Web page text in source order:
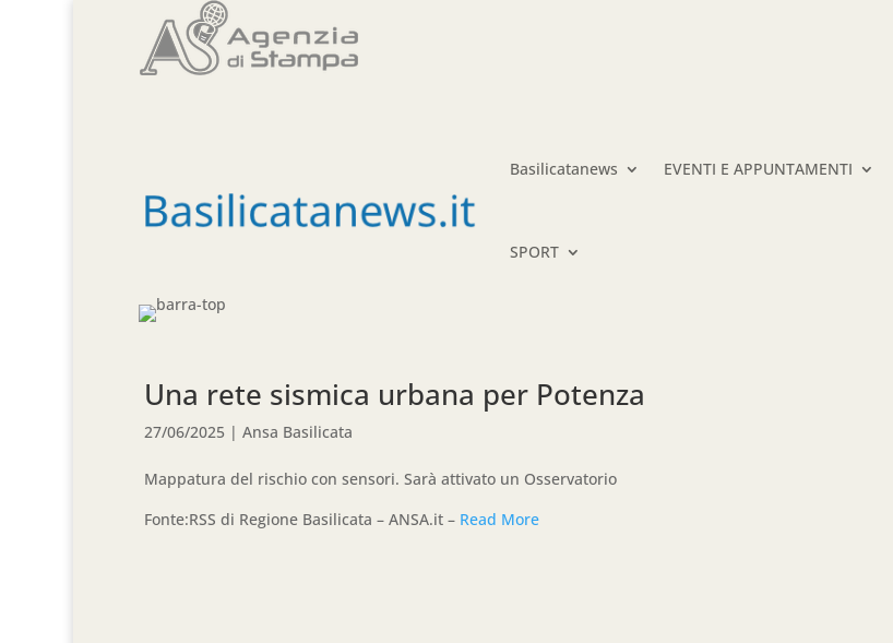
Basilicatanews EVENTI E APPUNTAMENTI
SPORT
Una rete sismica urbana per Potenza
27/06/2025 |Ansa Basilicata
Mappatura del rischio con sensori. Sarà attivato un Osservatorio
Fonte:RSS di Regione Basilicata – ANSA.it – Read More